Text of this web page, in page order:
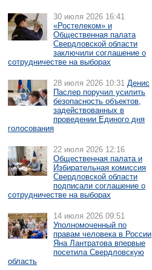
30 июля 2026 16:41
«Ростелеком» и
Общественная палата
Свердловской области
заключили соглашение о
сотрудничестве на выборах
28 июля 2026 10:31 Денис
Паслер поручил усилить
безопасность объектов,
задействованных в
проведении Единого дня
голосования
22 июля 2026 12:16
Общественная палата и
Избирательная комиссия
Свердловской области
подписали соглашение о
сотрудничестве на выборах
14 июля 2026 09:51
Уполномоченный по
правам человека в России
Яна Лантратова впервые
посетила Свердловскую
область